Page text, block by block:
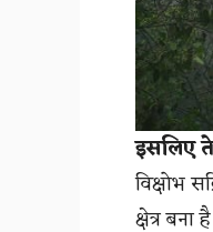
इसलिए
विक्षोभ
क्षेत्र